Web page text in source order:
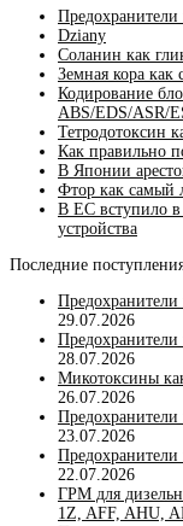
Dziany
Соланин как
Земная кора
Кодирование
ABS/EDS/ASR/
Тетродотоксин
Как правильно
В Японии
Фтор как самый
В ЕС вступило в
устройства
Последние
29.07.2026
28.07.2026
Микотоксины
26.07.2026
23.07.2026
22.07.2026
ГРМ для
1Z, AFF, AHU,